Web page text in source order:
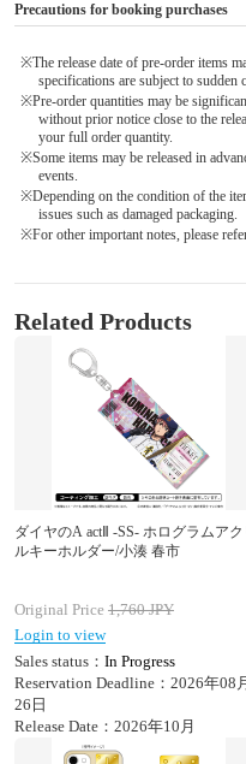
Precautions for booking purchases
※The release date of pre-order items
specifications are subject to sudden
※Pre-order quantities may be
without prior notice close to the
your full order quantity.
※Some items may be released in
events.
※Depending on the condition of the
issues such as damaged packaging.
※For other important notes, please
Related Products
ダイヤのA actⅡ -SS- ホログラムアク
ルキーホルダー/小湊 春市
Original Price 1,760JPY
Login to view
Sales status： In Progress
Reservation Deadline：2026年08
26日
Release Date：2026年10月